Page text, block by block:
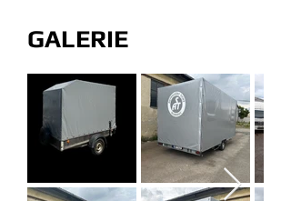
GALERIE